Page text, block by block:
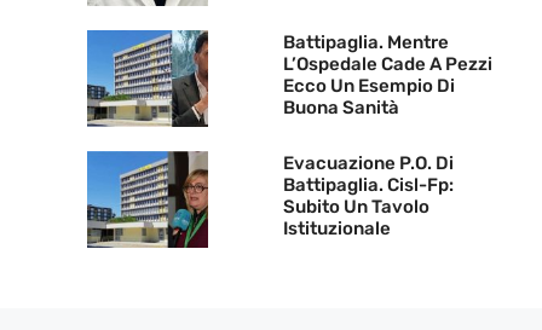
Battipaglia. Mentre
L’Ospedale Cade A Pezzi
Ecco Un Esempio Di
Buona Sanità
Evacuazione P.O. Di
Battipaglia. Cisl-Fp:
Subito Un Tavolo
Istituzionale